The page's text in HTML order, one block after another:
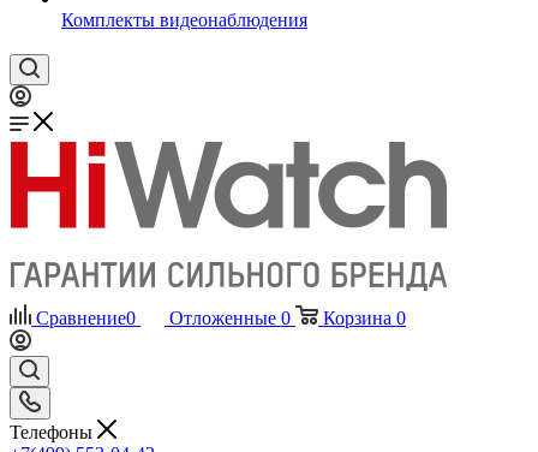
Комплекты видеонаблюдения
Сравнение0 Отложенные 0 Корзина 0
Телефоны